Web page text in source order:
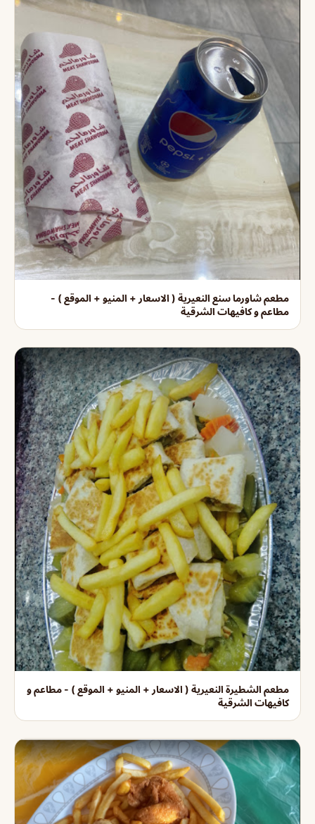
مطعم شاورما سنع النعيرية ( الاسعار + المنيو + الموقع ) -
مطاعم و كافيهات الشرقية
مطعم الشطيرة النعيرية ( الاسعار + المنيو + الموقع ) - مطاعم و
كافيهات الشرقية